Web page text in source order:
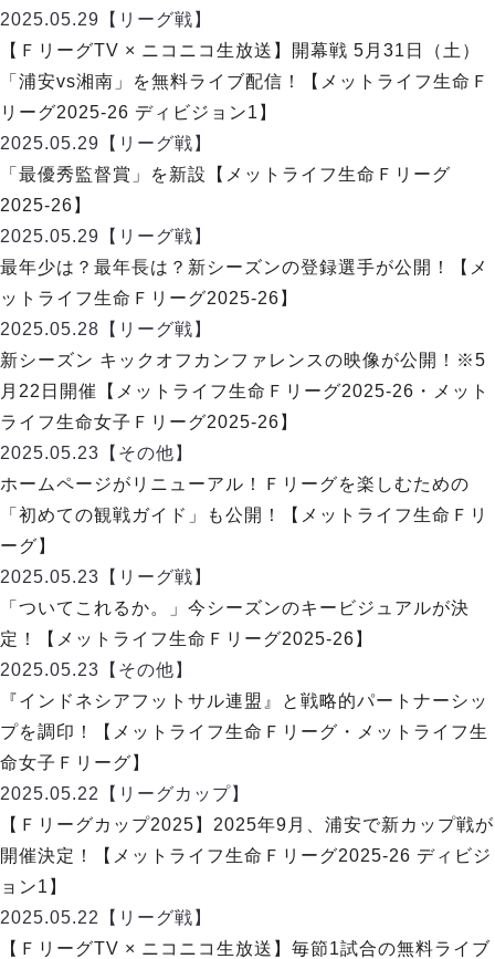
アグレミーナ浜松
デウソン神戸
ポルセイド浜田
ミラクルスマイル新居浜
2025.05.29 【リーグ戦】
【ＦリーグTV × ニコニコ生放送】開幕戦 5月31日（土）
「浦安vs湘南」を無料ライブ配信！【メットライフ生命Ｆ
リーグ2025-26 ディビジョン1】
2025.05.29 【リーグ戦】
「最優秀監督賞」を新設【メットライフ生命Ｆリーグ
2025-26】
2025.05.29 【リーグ戦】
最年少は？最年長は？新シーズンの登録選手が公開！【メ
ットライフ生命Ｆリーグ2025-26】
2025.05.28 【リーグ戦】
新シーズン キックオフカンファレンスの映像が公開！※5
月22日開催【メットライフ生命Ｆリーグ2025-26・メット
ライフ生命女子Ｆリーグ2025-26】
2025.05.23 【その他】
ホームページがリニューアル！Ｆリーグを楽しむための
「初めての観戦ガイド」も公開！【メットライフ生命Ｆリ
ーグ】
2025.05.23 【リーグ戦】
「ついてこれるか。」今シーズンのキービジュアルが決
定！【メットライフ生命Ｆリーグ2025-26】
2025.05.23 【その他】
『インドネシアフットサル連盟』と戦略的パートナーシッ
プを調印！【メットライフ生命Ｆリーグ・メットライフ生
命女子Ｆリーグ】
2025.05.22
【リーグカップ】
【Ｆリーグカップ2025】2025年9月、浦安で新カップ戦が
開催決定！【メットライフ生命Ｆリーグ2025-26 ディビジ
ョン1】
2025.05.22
【リーグ戦】
【ＦリーグTV × ニコニコ生放送】毎節1試合の無料ライブ